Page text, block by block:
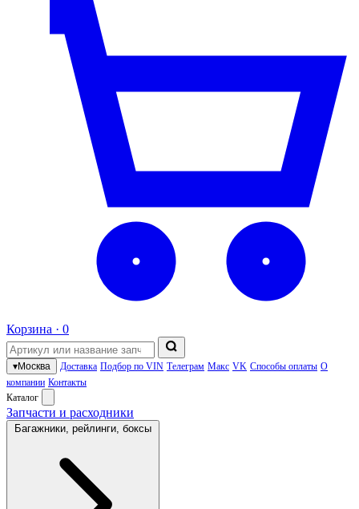
Корзина · 0
▾Москва Доставка Подбор по VIN Телеграм Макс VK Способы оплаты О
компании Контакты
Каталог
Запчасти и расходники
Багажники, рейлинги, боксы